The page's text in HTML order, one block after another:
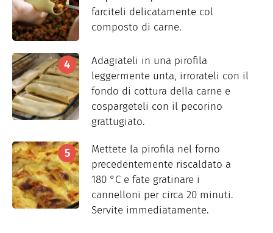
farciteli delicatamente col
composto di carne.
Adagiateli in una pirofila
leggermente unta, irrorateli con il
fondo di cottura della carne e
cospargeteli con il pecorino
grattugiato.
Mettete la pirofila nel forno
precedentemente riscaldato a
180 °C e fate gratinare i
cannelloni per circa 20 minuti.
Servite immediatamente.